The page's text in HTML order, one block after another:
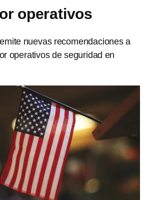
operativos
nuevas recomendaciones a
operativos de seguridad en